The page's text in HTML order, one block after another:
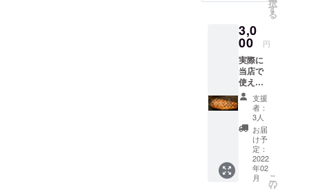
31日ま
け渡し
方法：2
月中に
郵送に
てお渡
しいた
しま
す。
択
す
る
3,0
00 円
実際に
当店で
使える
ロイヤ
ルス
テーキ
お食事
（3000
円分）
・有効
期限
支援
者：
3人
お届
け予
定：
2022
年02
月
こ
の